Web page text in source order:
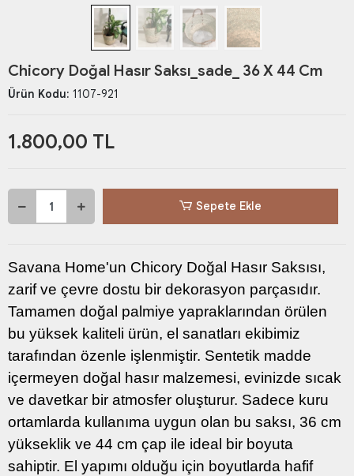
Chicory Doğal Hasır Saksı_sade_ 36 X 44 Cm
Ürün Kodu: 1107-921
1.800,00 TL
Sepete Ekle
Savana Home'un Chicory Doğal Hasır Saksısı,
zarif ve çevre dostu bir dekorasyon parçasıdır.
Tamamen doğal palmiye yapraklarından örülen
bu yüksek kaliteli ürün, el sanatları ekibimiz
tarafından özenle işlenmiştir. Sentetik madde
içermeyen doğal hasır malzemesi, evinizde sıcak
ve davetkar bir atmosfer oluşturur. Sadece kuru
ortamlarda kullanıma uygun olan bu saksı, 36 cm
yükseklik ve 44 cm çap ile ideal bir boyuta
sahiptir. El yapımı olduğu için boyutlarda hafif